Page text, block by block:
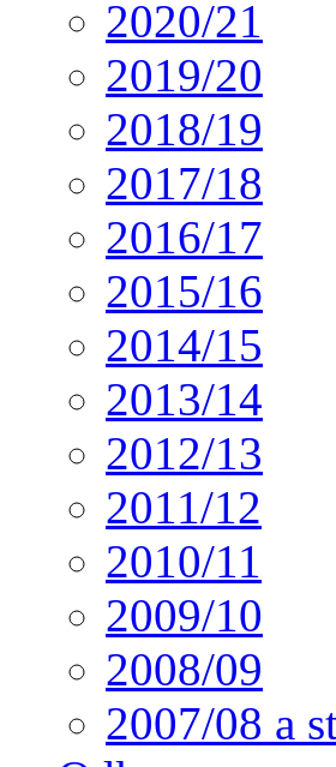
2020/21
2019/20
2018/19
2017/18
2016/17
2015/16
2014/15
2013/14
2012/13
2011/12
2010/11
2009/10
2008/09
2007/08 a